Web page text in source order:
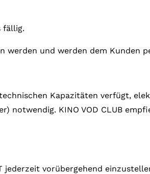
fällig.
werden und werden dem Kunden
Kapazitäten verfügt,
notwendig. KINO VOD CLUB
jederzeit vorübergehend